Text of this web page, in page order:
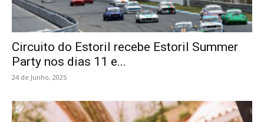
Circuito do Estoril recebe Estoril Summer
Party nos dias 11 e...
24 de Junho, 2025